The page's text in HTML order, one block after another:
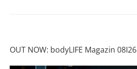
OUT NOW: bodyLIFE Magazin 08I26